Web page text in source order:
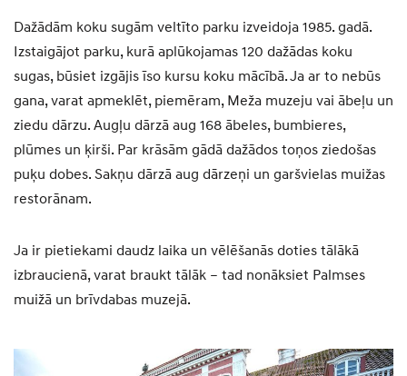
Dažādām koku sugām veltīto parku izveidoja 1985. gadā.
Izstaigājot parku, kurā aplūkojamas 120 dažādas koku
sugas, būsiet izgājis īso kursu koku mācībā. Ja ar to nebūs
gana, varat apmeklēt, piemēram, Meža muzeju vai ābeļu un
ziedu dārzu. Augļu dārzā aug 168 ābeles, bumbieres,
plūmes un ķirši. Par krāsām gādā dažādos toņos ziedošas
puķu dobes. Sakņu dārzā aug dārzeņi un garšvielas muižas
restorānam.
Ja ir pietiekami daudz laika un vēlēšanās doties tālākā
izbraucienā, varat braukt tālāk – tad nonāksiet Palmses
muižā un brīvdabas muzejā.